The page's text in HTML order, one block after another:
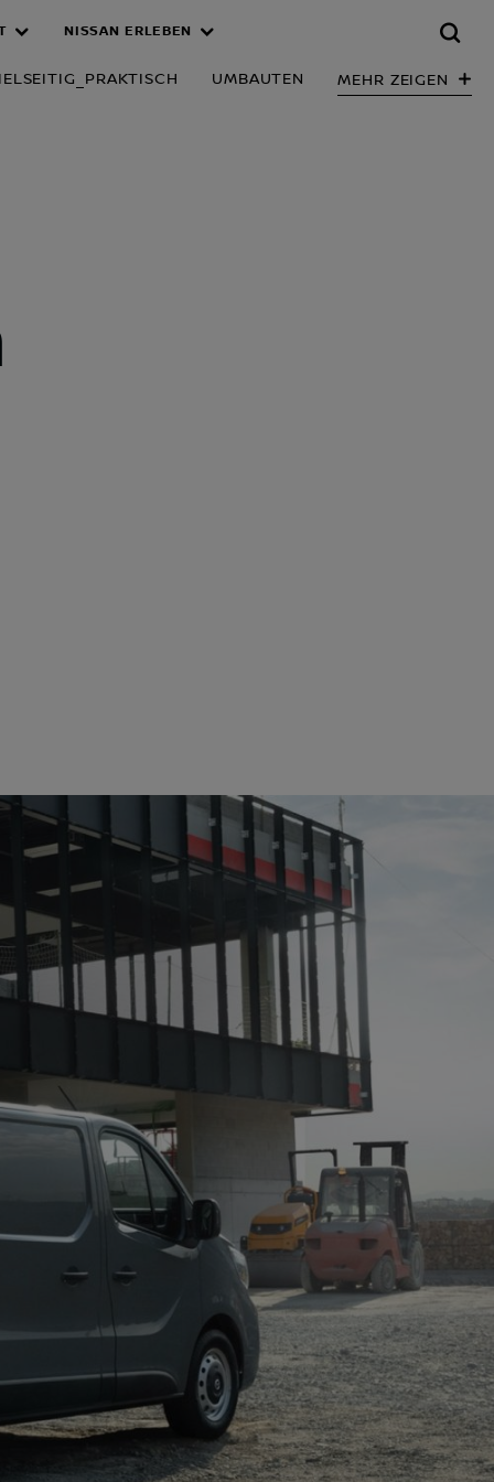
NISSAN ERLEBEN
UMBAUTEN MEHR ZEIGEN